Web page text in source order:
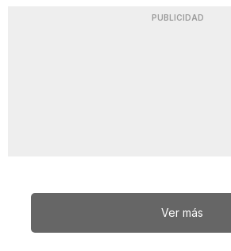
PUBLICIDAD
Ver más